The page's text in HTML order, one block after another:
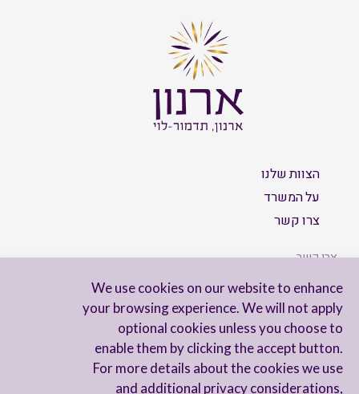
We use cookies on our website to enhance
your browsing experience. We will not apply
optional cookies unless you choose to
enable them by clicking the accept button.
For more details about the cookies we use
and additional privacy considerations,
הצוות שלנו
על המשרד
צרו קשר
צרו קשר
הישארו מעודכנים